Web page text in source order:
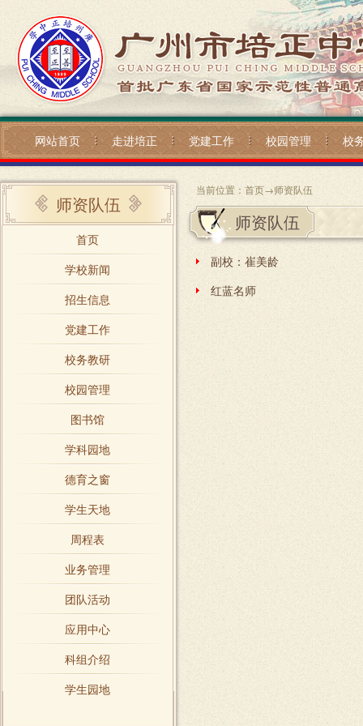
网站首页 走进培正 党建工作 校园管理 校
师资队伍
首页
学校新闻
招生信息
党建工作
校务教研
校园管理
图书馆
学科园地
德育之窗
学生天地
周程表
业务管理
团队活动
应用中心
科组介绍
学生园地
当前位置： 首页→师资队伍
师资队伍
副校：崔美龄
红蓝名师